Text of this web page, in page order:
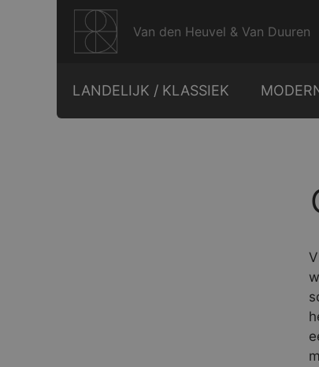
Van den Heuvel & Van Duuren
LANDELIJK / KLASSIEK